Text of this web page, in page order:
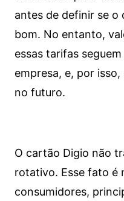
antes de definir se
bom. No entanto,
essas tarifas
empresa, e, por
no futuro.
O cartão Digio não
rotativo. Esse fato é
consumidores,